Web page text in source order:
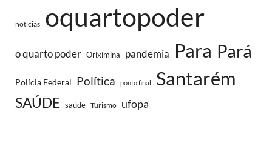
notícias oquartopoder
o quarto poder Oriximina pandemia Para Pará
Polícia Federal Política ponto final Santarém
SAÚDE saúde Turismo ufopa